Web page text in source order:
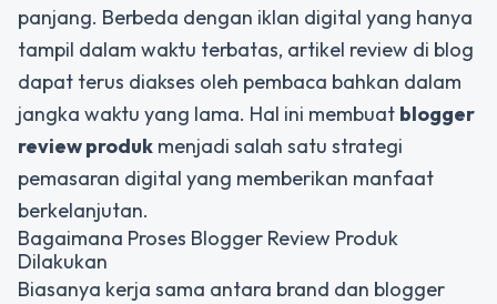
panjang. Berbeda dengan iklan digital yang hanya
tampil dalam waktu terbatas, artikel review di blog
dapat terus diakses oleh pembaca bahkan dalam
jangka waktu yang lama. Hal ini membuat blogger
review produk menjadi salah satu strategi
pemasaran digital yang memberikan manfaat
berkelanjutan.
Bagaimana Proses Blogger Review Produk
Dilakukan
Biasanya kerja sama antara brand dan blogger